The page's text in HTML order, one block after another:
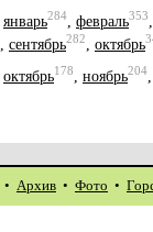
январь284 февраль353
сентябрь282 октябрь
октябрь178, ноябрь204
• Архив • Фото •